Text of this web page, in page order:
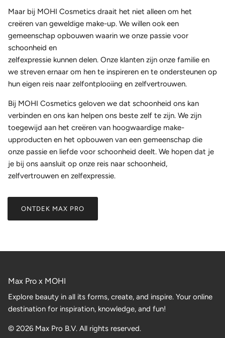
Maar bij MOHI Cosmetics draait het niet alleen om het
creëren van geweldige make-up. We willen ook een
gemeenschap opbouwen waarin we onze passie voor
schoonheid en
zelfexpressie kunnen delen. Onze klanten zijn onze familie en
we streven ernaar om hen te inspireren en te ondersteunen op
hun eigen reis naar zelfontplooiing en zelfvertrouwen.
Bij MOHI Cosmetics geloven we dat schoonheid ons kan
verbinden en ons kan helpen ons beste zelf te zijn. We zijn
toegewijd aan het creëren van hoogwaardige make-
upproducten en het opbouwen van een gemeenschap die
onze passie en liefde voor schoonheid deelt. We hopen dat je
je bij ons aansluit op onze reis naar schoonheid,
zelfvertrouwen en zelfexpressie.
ONTDEK MAX PRO
Max Pro x MOHI
Explore beauty in all its forms, create, and inspire. Your online
destination for inspiration, knowledge, and fun!
© 2026 Max Pro B.V. All rights reserved.